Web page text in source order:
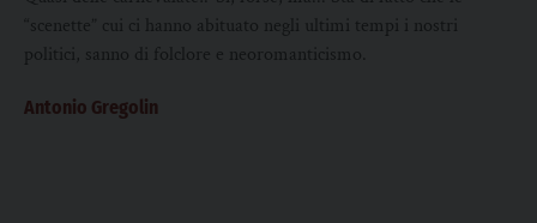
“scenette” cui ci hanno abituato negli ultimi tempi i nostri
politici, sanno di folclore e neoromanticismo.
Antonio Gregolin